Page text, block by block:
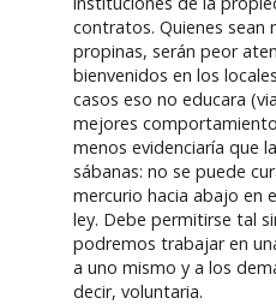
contratos. Quienes sean
propinas, serán peor
bienvenidos en los
casos eso no educara
mejores
menos evidenciaría que
sábanas: no se puede
mercurio hacia abajo en
ley. Debe permitirse tal
podremos trabajar en
a uno mismo y a los
decir, voluntaria.